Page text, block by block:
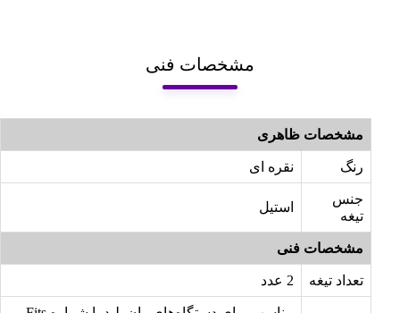
مشخصات فنی
مشخصات ظاهری
رنگ نقره ای
جنس
تیغه
استیل
مشخصات فنی
تعداد تیغه 2 عدد